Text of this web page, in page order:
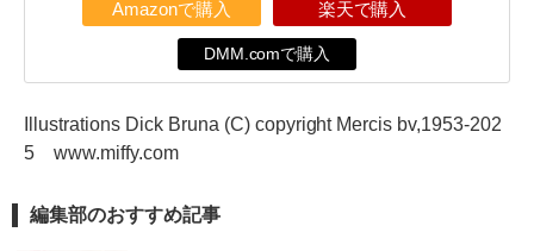
Amazonで購入 楽天で購入
DMM.comで購入
Illustrations Dick Bruna (C) copyright Mercis bv,1953-202
5 www.miffy.com
編集部のおすすめ記事